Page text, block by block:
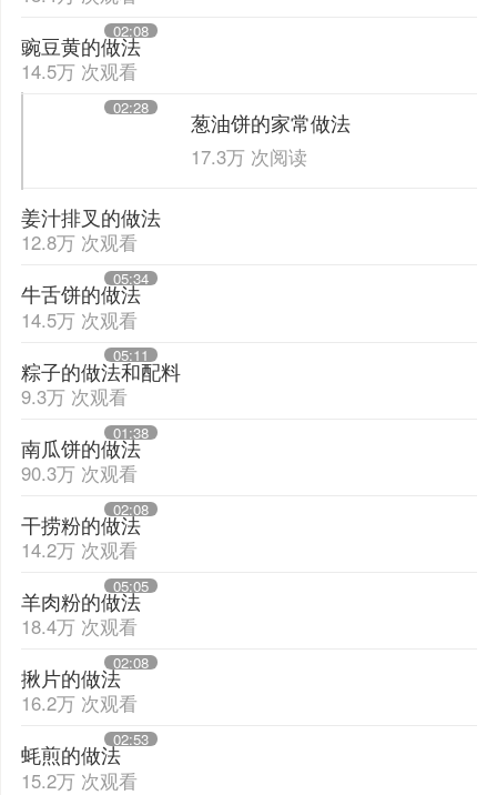
02:08
02:28
豌豆黄的做法
14.5万 次观看
葱油饼的家常做法
17.3万 次阅读
05:34
姜汁排叉的做法
12.8万 次观看
05:11
牛舌饼的做法
14.5万 次观看
01:38
粽子的做法和配料
9.3万 次观看
02:08
南瓜饼的做法
90.3万 次观看
05:05
干捞粉的做法
14.2万 次观看
02:08
羊肉粉的做法
18.4万 次观看
02:53
揪片的做法
16.2万 次观看
蚝煎的做法
15.2万 次观看